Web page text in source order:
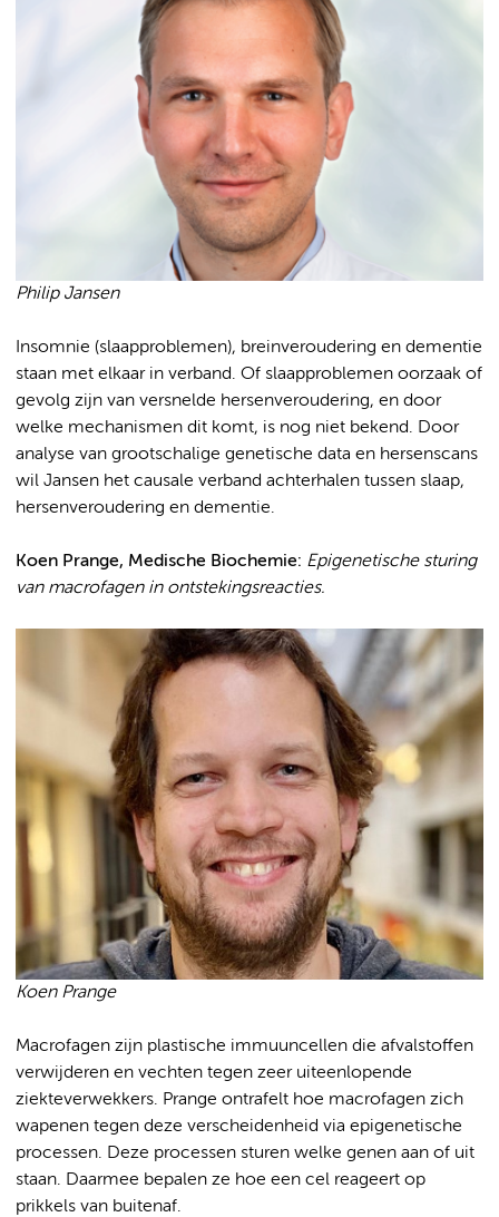
Philip Jansen
Insomnie (slaapproblemen), breinveroudering en dementie
staan met elkaar in verband. Of slaapproblemen oorzaak of
gevolg zijn van versnelde hersenveroudering, en door
welke mechanismen dit komt, is nog niet bekend. Door
analyse van grootschalige genetische data en hersenscans
wil Jansen het causale verband achterhalen tussen slaap,
hersenveroudering en dementie.
Koen Prange, Medische Biochemie: Epigenetische sturing
van macrofagen in ontstekingsreacties.
Koen Prange
Macrofagen zijn plastische immuuncellen die afvalstoffen
verwijderen en vechten tegen zeer uiteenlopende
ziekteverwekkers. Prange ontrafelt hoe macrofagen zich
wapenen tegen deze verscheidenheid via epigenetische
processen. Deze processen sturen welke genen aan of uit
staan. Daarmee bepalen ze hoe een cel reageert op
prikkels van buitenaf.